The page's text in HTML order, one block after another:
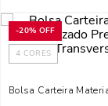
-20% OFF
4 CORES
Bolsa Carteira